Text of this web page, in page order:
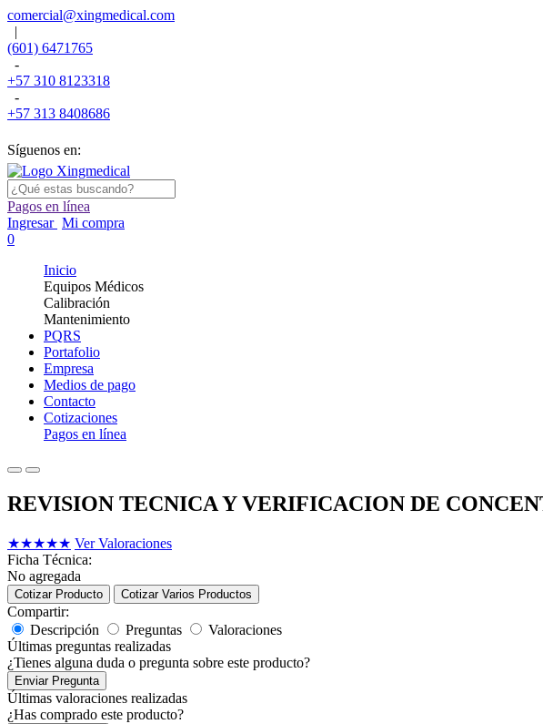
comercial@xingmedical.com
|
(601) 6471765
-
+57 310 8123318
-
+57 313 8408686
Síguenos en:
Pagos en línea
Ingresar Mi compra
0
Inicio
Equipos Médicos
Calibración
Mantenimiento
PQRS
Portafolio
Empresa
Medios de pago
Contacto
Cotizaciones
Pagos en línea
REVISION TECNICA Y VERIFICACION DE
★★★★★ Ver Valoraciones
Ficha Técnica:
No agregada
Cotizar Producto Cotizar Varios Productos
Compartir:
Descripción
Preguntas
Valoraciones
Últimas preguntas realizadas
¿Tienes alguna duda o pregunta sobre este producto?
Enviar Pregunta
Últimas valoraciones realizadas
¿Has comprado este producto?